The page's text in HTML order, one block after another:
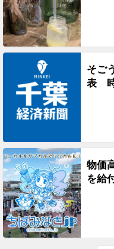
そご
表 時
物価
を給